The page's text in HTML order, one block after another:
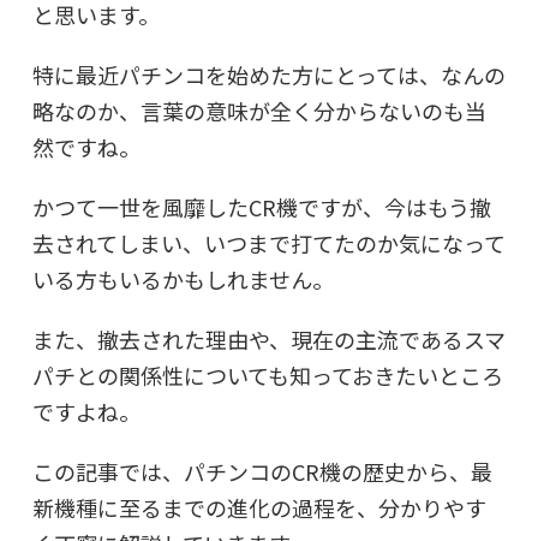
と思います。
特に最近パチンコを始めた方にとっては、なんの
略なのか、言葉の意味が全く分からないのも当
然ですね。
かつて一世を風靡したCR機ですが、今はもう撤
去されてしまい、いつまで打てたのか気になって
いる方もいるかもしれません。
また、撤去された理由や、現在の主流であるスマ
パチとの関係性についても知っておきたいところ
ですよね。
この記事では、パチンコのCR機の歴史から、最
新機種に至るまでの進化の過程を、分かりやす